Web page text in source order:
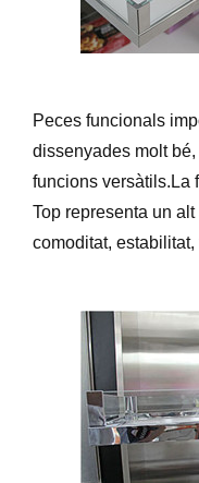
Peces funcionals
dissenyades molt
funcions versàtils.La
Top representa un
comoditat,